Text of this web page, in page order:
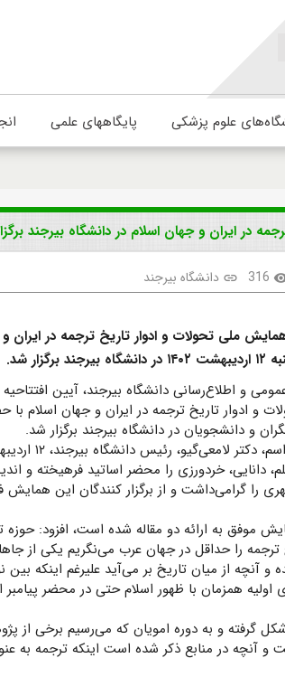
علوم پزشکی پایگاههای علمی
در ایران و جهان اسلام در دانشگاه بیرجند
316
link دانشگاه بیرجند
ملی تحولات و ادوار تاریخ ترجمه در ایران
شد.
و اطلاع‌رسانی دانشگاه بیرجند، آیین افتتاحیه
و ادوار تاریخ ترجمه در ایران و جهان اسلام
و دانشجویان در دانشگاه بیرجند برگزار شد.
در ابتدای این مراسم،
دانایی، خردورزی را محضر اساتید فرهیخته و
را گرامی‌داشت و از برگزار کنندگان این همایش
موفق به ارائه دو مقاله شده است، افزود: حوزه
را حداقل در جهان عرب می‌نگریم یکی از
از میان تاریخ بر می‌آید علیرغم اینکه بین
اولیه همزمان با ظهور اسلام حتی در محضر
گرفته و به دوره امویان که می‌رسیم برخی از
و آنچه در منابع ذکر شده است اینکه ترجمه به